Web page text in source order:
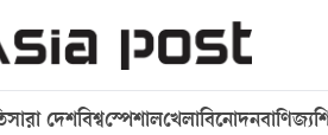
সারা দেশবিশ্বস্পেশালখেলাবিনোদনবাণিজ্য